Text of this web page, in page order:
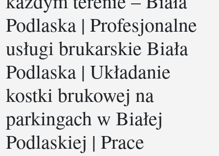
Podlaska | Profesjonalne
usługi brukarskie Biała
Podlaska | Układanie
kostki brukowej na
parkingach w Białej
Podlaskiej | Prace